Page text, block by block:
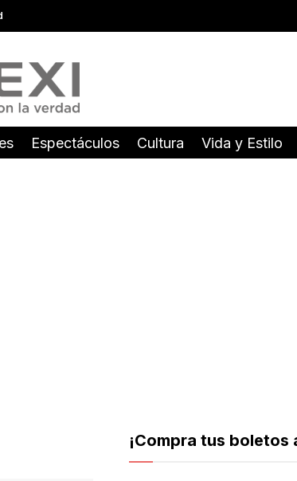
Espectáculos Cultura Vida y Estilo
¡Compra tus boletos